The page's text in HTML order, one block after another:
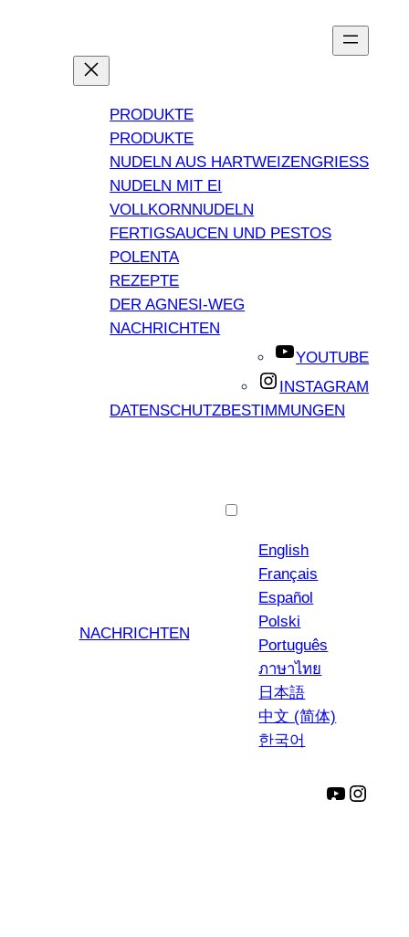
PRODUKTE
PRODUKTE
NUDELN AUS HARTWEIZENGRIESS
NUDELN MIT EI
VOLLKORNNUDELN
FERTIGSAUCEN UND PESTOS
POLENTA
REZEPTE
DER AGNESI-WEG
NACHRICHTEN
YOUTUBE
INSTAGRAM
DATENSCHUTZBESTIMMUNGEN
NACHRICHTEN
English
Français
Español
Polski
Português
ภาษาไทย
日本語
中文 (简体)
한국어
YouTube